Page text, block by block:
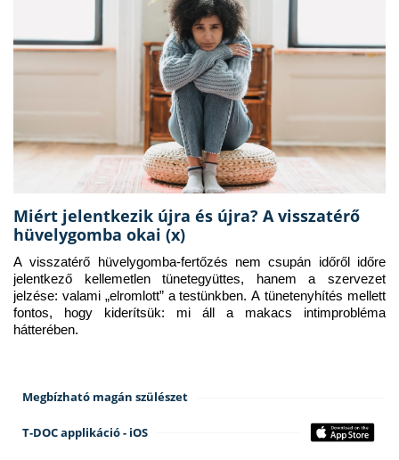
Miért jelentkezik újra és újra? A visszatérő
hüvelygomba okai (x)
A visszatérő hüvelygomba-fertőzés nem csupán időről időre
jelentkező kellemetlen tünetegyüttes, hanem a szervezet
jelzése: valami „elromlott” a testünkben. A tünetenyhítés mellett
fontos, hogy kiderítsük: mi áll a makacs intimprobléma
hátterében.
Megbízható magán szülészet
T-DOC applikáció - iOS